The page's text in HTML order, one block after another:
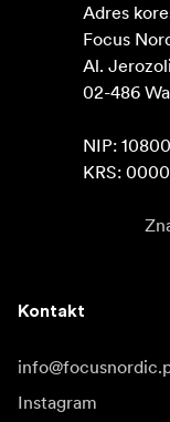
Adres
Focus
Al.
02-486
NIP:
KRS:
Kontakt
Instagram